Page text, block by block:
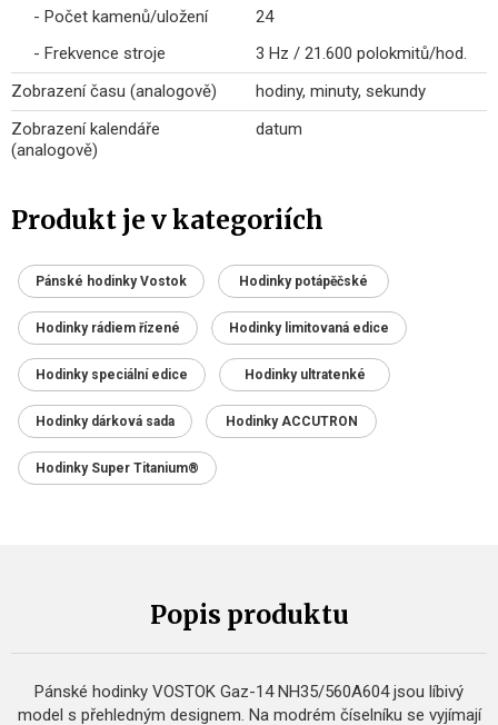
- Počet kamenů/uložení
24
- Frekvence stroje
3 Hz / 21.600 polokmitů/hod.
Zobrazení času (analogově)
hodiny, minuty, sekundy
Zobrazení kalendáře
(analogově)
datum
Produkt je v kategoriích
Pánské hodinky Vostok Hodinky potápěčské
Hodinky rádiem řízené Hodinky limitovaná edice
Hodinky speciální edice Hodinky ultratenké
Hodinky dárková sada Hodinky ACCUTRON
Hodinky Super Titanium®
Popis produktu
Pánské hodinky VOSTOK Gaz-14 NH35/560A604 jsou líbivý
model s přehledným designem. Na modrém číselníku se vyjímají